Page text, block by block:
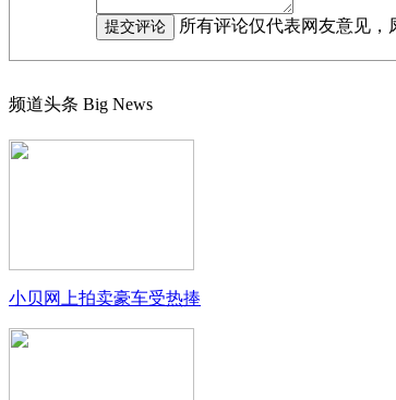
所有评论仅代表网友意见，
频道头条 Big News
小贝网上拍卖豪车受热捧